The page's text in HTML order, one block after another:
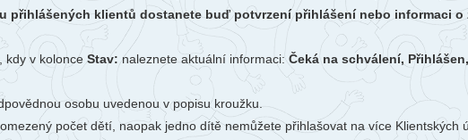
přihlášených klientů dostanete buď potvrzení přihlášení nebo informaci o
kdy v kolonce Stav: naleznete aktuální informaci: Čeká na schválení, Přihlášen,
osobu uvedenou v popisu kroužku.
počet dětí, naopak jedno dítě nemůžete přihlašovat na více Klientských